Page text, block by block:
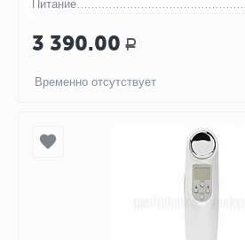
Питание
3 390.00 Р
Временно отсутствует